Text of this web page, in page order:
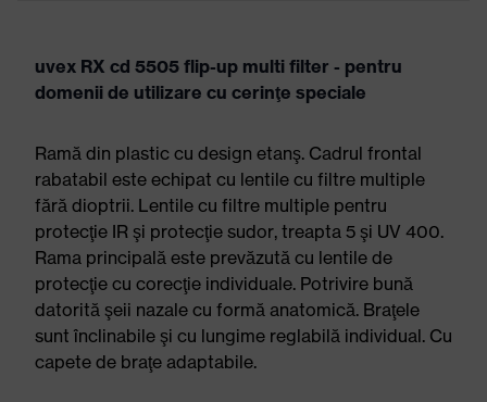
uvex RX cd 5505 flip-up multi filter - pentru
domenii de utilizare cu cerinţe speciale
Ramă din plastic cu design etanş. Cadrul frontal
rabatabil este echipat cu lentile cu filtre multiple
fără dioptrii. Lentile cu filtre multiple pentru
protecţie IR şi protecţie sudor, treapta 5 şi UV 400.
Rama principală este prevăzută cu lentile de
protecţie cu corecţie individuale. Potrivire bună
datorită şeii nazale cu formă anatomică. Braţele
sunt înclinabile şi cu lungime reglabilă individual. Cu
capete de braţe adaptabile.